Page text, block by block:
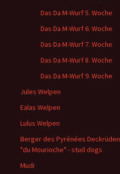
Das Da M-Wurf 5. Woche
Das Da M-Wurf 6. Woche
Das Da M-Wurf 7. Woche
Das Da M-Wurf 8. Woche
Das Da M-Wurf 9. Woche
Jules Welpen
Ealas Welpen
Lulus Welpen
Berger des Pyrénées Deckrüden
"du Mourioche" - stud dogs
Mudi